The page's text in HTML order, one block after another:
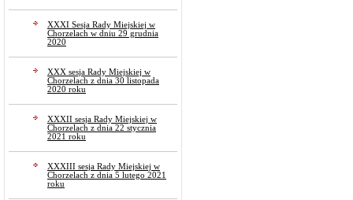
XXXI Sesja Rady Miejskiej w
Chorzelach w dniu 29 grudnia
2020
XXX sesja Rady Miejskiej w
Chorzelach z dnia 30 listopada
2020 roku
XXXII sesja Rady Miejskiej w
Chorzelach z dnia 22 stycznia
2021 roku
XXXIII sesja Rady Miejskiej w
Chorzelach z dnia 5 lutego 2021
roku